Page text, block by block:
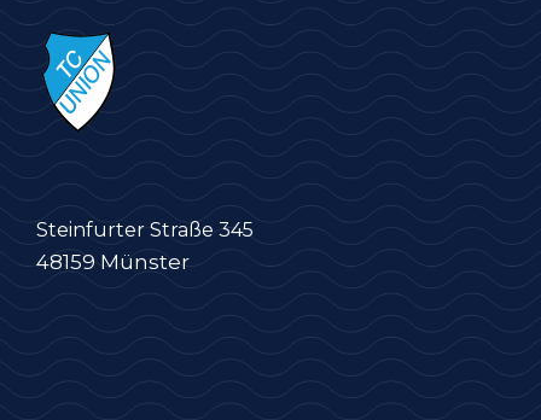
Steinfurter Straße 345
48159 Münster